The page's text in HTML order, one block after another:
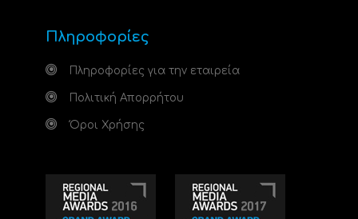
Πληροφορίες
Πληροφορίες για την εταιρεία
Πολιτική Απορρήτου
Όροι Χρήσης